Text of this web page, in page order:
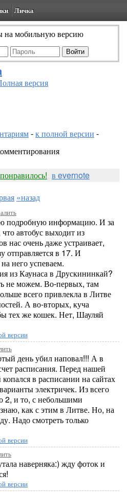
Личка
на мобильную версию
версия
-к полной версии -
понравилось! в evernote
«назад
подробную информацию. И за
автобус выходит из
нас очень даже устраивает,
отправляется в 17. И
него успеваем.
из Каунаса в Друскининкай?
не можем. Во-первых, там
всего привлекла в Литве
А во-вторых, куча
тех же кошек. Нет, Шауляй
версии
день убил наповал!!! А в
расписания. Перед нашей
в расписании на сайтах
электричек. Из всего
2, и то, с небольшими
как с этим в Литве. Но, на
Надо смотреть только
версии
наверняка:) жду фоток и
версии